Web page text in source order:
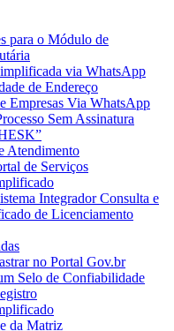
para o Módulo de
via WhatsApp
de Endereço
Empresas Via WhatsApp
Sem Assinatura
Atendimento
de Serviços
Integrador Consulta e
de Licenciamento
no Portal Gov.br
Selo de Confiabilidade
da Matriz